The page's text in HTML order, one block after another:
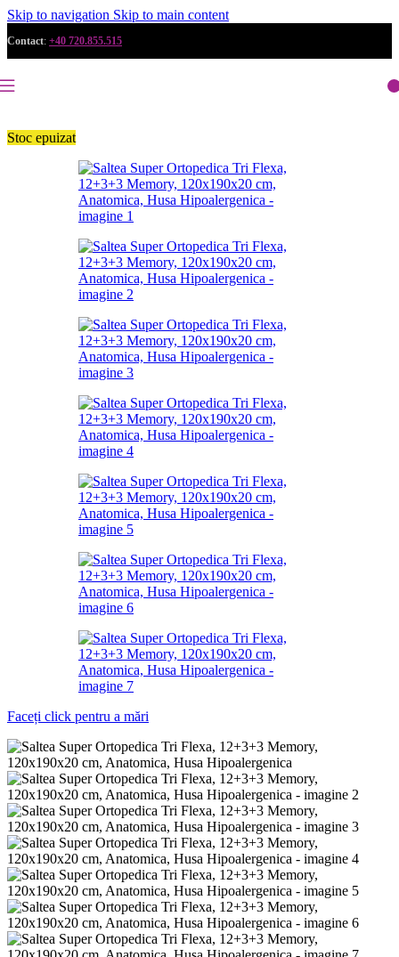
Skip to navigation Skip to main content
Contact: +40 720.855.515
Stoc epuizat
Faceți click pentru a mări